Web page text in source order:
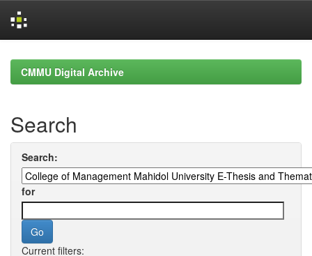
navigationCMMU Digital Archive
Search
Search:
for
Current filters: